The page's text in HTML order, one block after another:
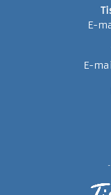
E-
E-